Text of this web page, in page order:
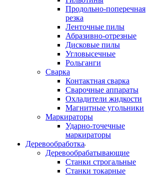
Продольно-поперечная
резка
Ленточные пилы
Абразивно-отрезные
Дисковые пилы
Угловысечные
Рольганги
Сварка
Контактная сварка
Сварочные аппараты
Охладители жидкости
Магнитные угольники
Маркираторы
Ударно-точечные
маркираторы
Деревообработка
Деревообрабатывающие
Станки строгальные
Станки токарные